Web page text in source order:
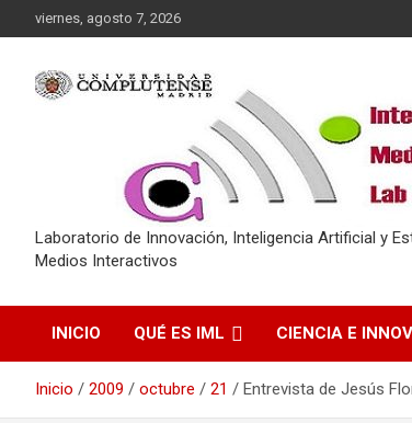
al
viernes, agosto 7, 2026
Laboratorio de Innovación, Inteligencia Artificial y
Medios Interactivos
INICIO QUÉ ES IML CIENCIA E
Inicio 2009 octubre 21 Entrevista de Jesús